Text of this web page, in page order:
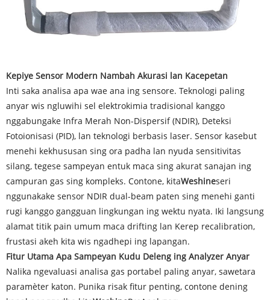
Kepiye Sensor Modern Nambah Akurasi lan Kacepetan
Inti saka analisa apa wae ana ing sensore. Teknologi paling
anyar wis ngluwihi sel elektrokimia tradisional kanggo
nggabungake Infra Merah Non-Dispersif (NDIR), Deteksi
Fotoionisasi (PID), lan teknologi berbasis laser. Sensor kasebut
menehi kekhususan sing ora padha lan nyuda sensitivitas
silang, tegese sampeyan entuk maca sing akurat sanajan ing
campuran gas sing kompleks. Contone, kitaWeshineseri
nggunakake sensor NDIR dual-beam paten sing menehi ganti
rugi kanggo gangguan lingkungan ing wektu nyata. Iki langsung
alamat titik pain umum maca drifting lan Kerep recalibration,
frustasi akeh kita wis ngadhepi ing lapangan.
Fitur Utama Apa Sampeyan Kudu Deleng ing Analyzer Anyar
Nalika ngevaluasi analisa gas portabel paling anyar, sawetara
paramèter katon. Punika risak fitur penting, contone dening